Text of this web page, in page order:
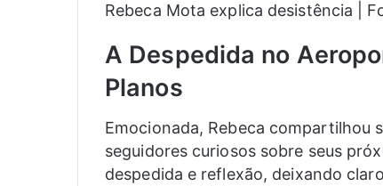
Rebeca Mota explica desistência |
A Despedida no
Planos
Emocionada, Rebeca compartilhou
seguidores curiosos sobre seus
despedida e reflexão, deixando